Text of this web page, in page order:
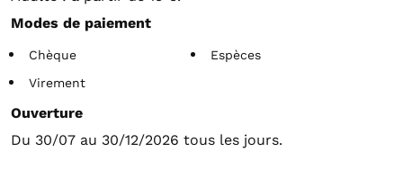
Modes de paiement
Chèque
Espèces
Virement
Ouverture
Du 30/07 au 30/12/2026 tous les jours.